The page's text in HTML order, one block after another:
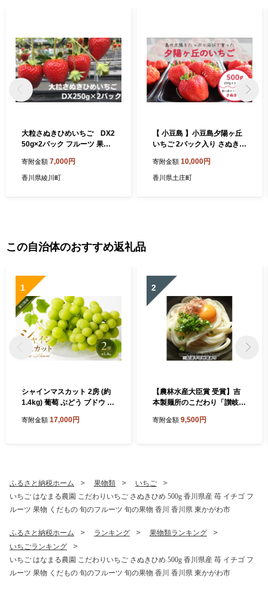
大粒さぬきひめいちご DX2
50g×2パック フルーツ 果物
寄附金額 7,000円
香川県綾川町
【 小豆島 】小豆島夕陽ヶ丘
いちご 2パック入り さぬきひ
香川 香川県 土庄 土庄町
寄附金額 10,000円
香川県土庄町
この自治体のおすすめ返礼品
1
シャインマスカット 2房 (約
1.4kg) 葡萄 ぶどう ブドウ フ
の果物 旬のフルーツ 香川 香
寄附金額 17,000円
2
【農林水産大臣賞 受賞】吉
本製麺所のこだわり「讃岐う
寄附金額 9,500円
ふるさと納税ホーム 果物類
いちご
いちご はなまる農園 こだわりいちご さぬきひめ 500g 香川県産 苺 イチゴ フ
ルーツ 果物 くだもの 旬のフルーツ 旬の果物 香川 香川県 東かがわ市
ふるさと納税ホーム ランキング
果物類ランキング
いちごランキング
いちご はなまる農園 こだわりいちご さぬきひめ 500g 香川県産 苺 イチゴ フ
ルーツ 果物 くだもの 旬のフルーツ 旬の果物 香川 香川県 東かがわ市